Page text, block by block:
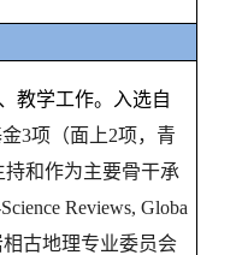
教学工作。入选自
3项（面上2项，青
持和作为主要骨干承
Reviews, Globa
相古地理专业委员会